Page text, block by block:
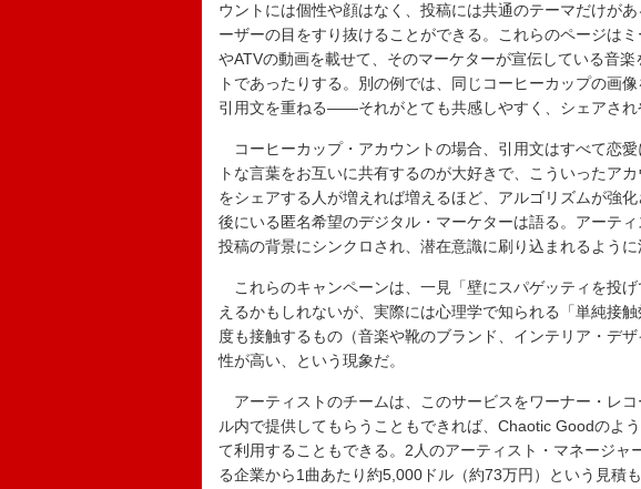
ウントには個性や顔はなく、投稿には共通のテーマだけが
ーザーの目をすり抜けることができる。これらのページは
やATVの動画を載せて、そのマーケターが宣伝している音
トであったりする。別の例では、同じコーヒーカップの画
引用文を重ねる――それがとても共感しやすく、シェアされ
コーヒーカップ・アカウントの場合、引用文はすべて恋
トな言葉をお互いに共有するのが大好きで、こういったア
をシェアする人が増えれば増えるほど、アルゴリズムが強
後にいる 匿名希望のデジタル・マーケターは語る。アーテ
投稿の背景にシンクロされ、潜在意識に刷り込まれるように
これらのキャンペーンは、一見「壁にスパゲッティを投
えるかもしれないが、実際には心理学で知られる「単純接
度も接触するもの（音楽や靴のブランド、インテリア・デ
性が高い、という現象だ。
アーティストのチームは、このサービスをワーナー・レ
ル内で提供してもらうこともできれば 、Chaotic Goodのよ
て利用することもできる。2人のアーティスト・マネージャ
る企業から1曲あたり約5,000ドル（約73万円）という見積